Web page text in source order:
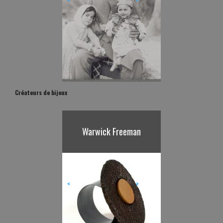
Créateurs de bijoux
Karl Fritsch
< >